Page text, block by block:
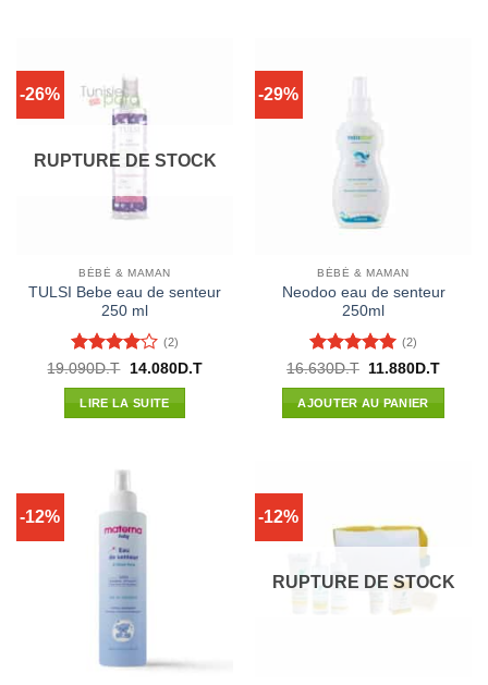
-26%
RUPTURE DE STOCK
BÉBÉ & MAMAN
TULSI Bebe eau de senteur
250 ml
Note4
sur 5
(2)
19.090D.T
Le
initial
était :
14.080D.TLe
LIRE LA SUITE
-29%
BÉBÉ & MAMAN
Neodoo eau de senteur
250ml
Note5 sur
5
(2)
16.630D.T
Le
initial
était :
11.880 D.TLe
AJOUTER AU PANIER
-12% -12%
RUPTURE DE STOCK